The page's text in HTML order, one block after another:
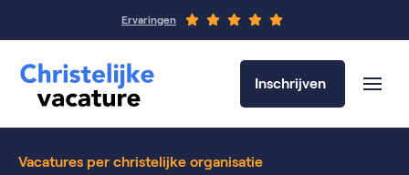
Ervaringen
Inschrijven
Vacatures per christelijke organisatie